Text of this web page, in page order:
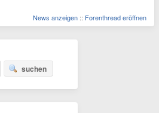
News anzeigen :: Forenthread eröffnen
suchen